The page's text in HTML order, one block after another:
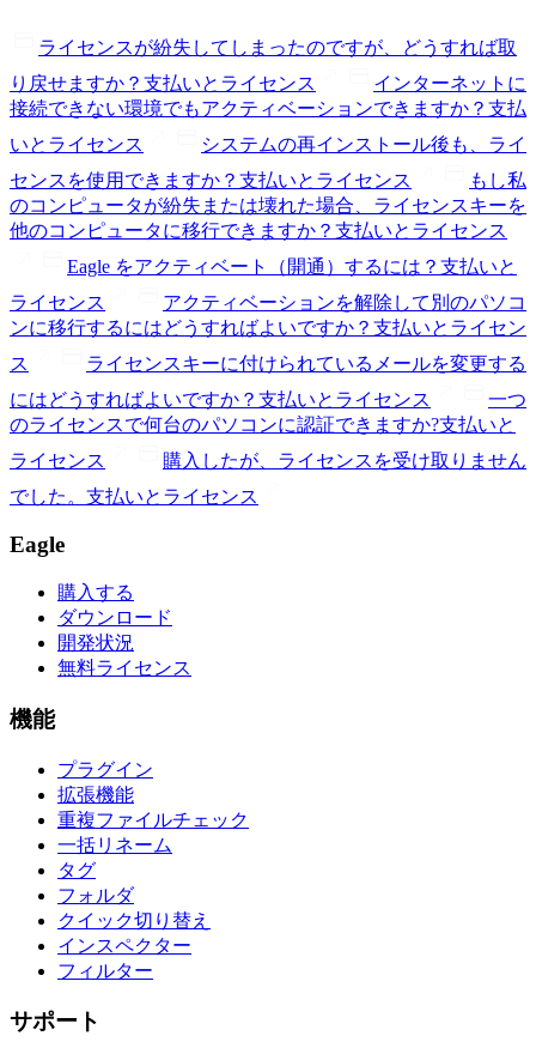
ライセンスが紛失してしまったのですが、どうすれば取
り戻せますか？ 支払いとライセンス
インターネットに
接続できない環境でもアクティベーションできますか？ 支払
いとライセンス
システムの再インストール後も、ライ
センスを使用できますか？ 支払いとライセンス
もし私
のコンピュータが紛失または壊れた場合、ライセンスキーを
他のコンピュータに移行できますか？ 支払いとライセンス
Eagle をアクティベート（開通）するには？ 支払いと
ライセンス
アクティベーションを解除して別のパソコ
ンに移行するにはどうすればよいですか？ 支払いとライセン
ス
ライセンスキーに付けられているメールを変更する
にはどうすればよいですか？ 支払いとライセンス
一つ
のライセンスで何台のパソコンに認証できますか?支払いと
ライセンス
購入したが、ライセンスを受け取りません
でした。 支払いとライセンス
Eagle
購入する
ダウンロード
開発状況
無料ライセンス
機能
プラグイン
拡張機能
重複ファイルチェック
一括リネーム
タグ
フォルダ
クイック切り替え
インスペクター
フィルター
サポート